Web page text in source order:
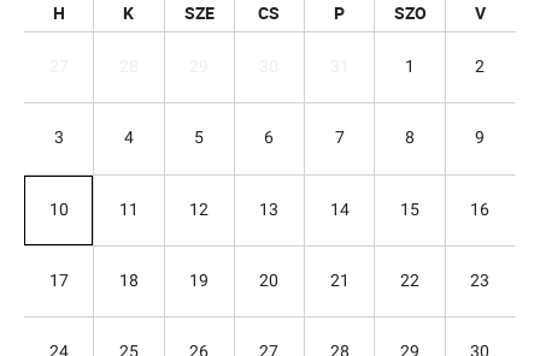
H K SZE CS P SZO V
1 2
3 4 5 6 7 8 9
10 11 12 13 14 15 16
17 18 19 20 21 22 23